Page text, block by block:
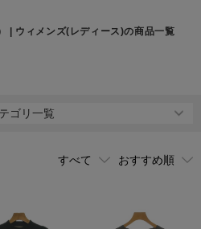
| ウィメンズ(レディース)の商品一覧
ゴリ一覧